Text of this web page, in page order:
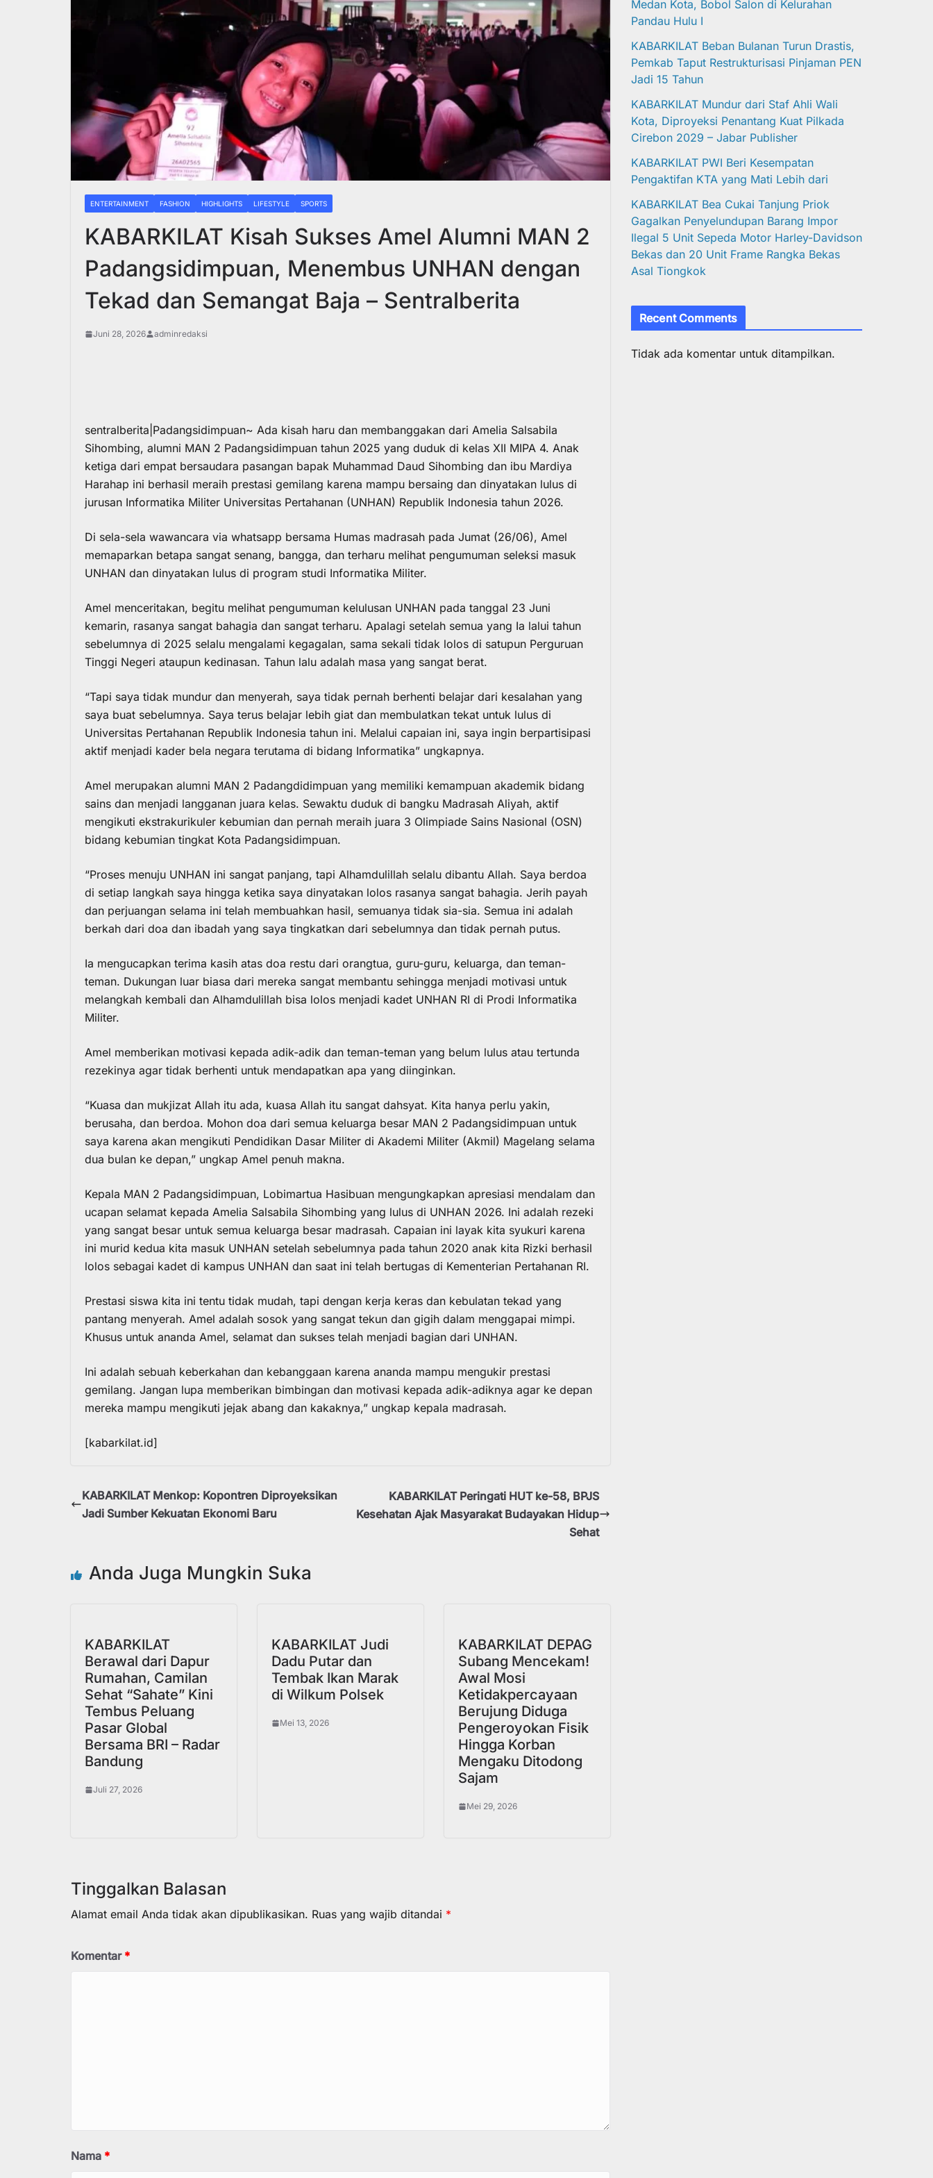
ENTERTAINMENT FASHION HIGHLIGHTS LIFESTYLE SPORTS
KABARKILAT Kisah Sukses Amel Alumni MAN 2
Padangsidimpuan, Menembus UNHAN dengan
Tekad dan Semangat Baja – Sentralberita
Juni 28, 2026 adminredaksi
sentralberita|Padangsidimpuan~ Ada kisah haru dan membanggakan dari Amelia Salsabila
Sihombing, alumni MAN 2 Padangsidimpuan tahun 2025 yang duduk di kelas XII MIPA 4. Anak
ketiga dari empat bersaudara pasangan bapak Muhammad Daud Sihombing dan ibu Mardiya
Harahap ini berhasil meraih prestasi gemilang karena mampu bersaing dan dinyatakan lulus di
jurusan Informatika Militer Universitas Pertahanan (UNHAN) Republik Indonesia tahun 2026.
Di sela-sela wawancara via whatsapp bersama Humas madrasah pada Jumat (26/06), Amel
memaparkan betapa sangat senang, bangga, dan terharu melihat pengumuman seleksi masuk
UNHAN dan dinyatakan lulus di program studi Informatika Militer.
Amel menceritakan, begitu melihat pengumuman kelulusan UNHAN pada tanggal 23 Juni
kemarin, rasanya sangat bahagia dan sangat terharu. Apalagi setelah semua yang Ia lalui tahun
sebelumnya di 2025 selalu mengalami kegagalan, sama sekali tidak lolos di satupun Perguruan
Tinggi Negeri ataupun kedinasan. Tahun lalu adalah masa yang sangat berat.
“Tapi saya tidak mundur dan menyerah, saya tidak pernah berhenti belajar dari kesalahan yang
saya buat sebelumnya. Saya terus belajar lebih giat dan membulatkan tekat untuk lulus di
Universitas Pertahanan Republik Indonesia tahun ini. Melalui capaian ini, saya ingin berpartisipasi
aktif menjadi kader bela negara terutama di bidang Informatika” ungkapnya.
Amel merupakan alumni MAN 2 Padangdidimpuan yang memiliki kemampuan akademik bidang
sains dan menjadi langganan juara kelas. Sewaktu duduk di bangku Madrasah Aliyah, aktif
mengikuti ekstrakurikuler kebumian dan pernah meraih juara 3 Olimpiade Sains Nasional (OSN)
bidang kebumian tingkat Kota Padangsidimpuan.
“Proses menuju UNHAN ini sangat panjang, tapi Alhamdulillah selalu dibantu Allah. Saya berdoa
di setiap langkah saya hingga ketika saya dinyatakan lolos rasanya sangat bahagia. Jerih payah
dan perjuangan selama ini telah membuahkan hasil, semuanya tidak sia-sia. Semua ini adalah
berkah dari doa dan ibadah yang saya tingkatkan dari sebelumnya dan tidak pernah putus.
Ia mengucapkan terima kasih atas doa restu dari orangtua, guru-guru, keluarga, dan teman-
teman. Dukungan luar biasa dari mereka sangat membantu sehingga menjadi motivasi untuk
melangkah kembali dan Alhamdulillah bisa lolos menjadi kadet UNHAN RI di Prodi Informatika
Militer.
Amel memberikan motivasi kepada adik-adik dan teman-teman yang belum lulus atau tertunda
rezekinya agar tidak berhenti untuk mendapatkan apa yang diinginkan.
“Kuasa dan mukjizat Allah itu ada, kuasa Allah itu sangat dahsyat. Kita hanya perlu yakin,
berusaha, dan berdoa. Mohon doa dari semua keluarga besar MAN 2 Padangsidimpuan untuk
saya karena akan mengikuti Pendidikan Dasar Militer di Akademi Militer (Akmil) Magelang selama
dua bulan ke depan,” ungkap Amel penuh makna.
Kepala MAN 2 Padangsidimpuan, Lobimartua Hasibuan mengungkapkan apresiasi mendalam dan
ucapan selamat kepada Amelia Salsabila Sihombing yang lulus di UNHAN 2026. Ini adalah rezeki
yang sangat besar untuk semua keluarga besar madrasah. Capaian ini layak kita syukuri karena
ini murid kedua kita masuk UNHAN setelah sebelumnya pada tahun 2020 anak kita Rizki berhasil
lolos sebagai kadet di kampus UNHAN dan saat ini telah bertugas di Kementerian Pertahanan RI.
Prestasi siswa kita ini tentu tidak mudah, tapi dengan kerja keras dan kebulatan tekad yang
pantang menyerah. Amel adalah sosok yang sangat tekun dan gigih dalam menggapai mimpi.
Khusus untuk ananda Amel, selamat dan sukses telah menjadi bagian dari UNHAN.
Ini adalah sebuah keberkahan dan kebanggaan karena ananda mampu mengukir prestasi
gemilang. Jangan lupa memberikan bimbingan dan motivasi kepada adik-adiknya agar ke depan
mereka mampu mengikuti jejak abang dan kakaknya,” ungkap kepala madrasah.
[kabarkilat.id]
KABARKILAT Menkop: Kopontren Diproyeksikan
Jadi Sumber Kekuatan Ekonomi Baru
KABARKILAT Peringati HUT ke-58, BPJS
Kesehatan Ajak Masyarakat Budayakan Hidup
Sehat
Anda Juga Mungkin Suka
KABARKILAT
Berawal dari Dapur
Rumahan, Camilan
Sehat “Sahate” Kini
Tembus Peluang
Pasar Global
Bersama BRI – Radar
Bandung
Juli 27, 2026
KABARKILAT Judi
Dadu Putar dan
Tembak Ikan Marak
di Wilkum Polsek
Mei 13, 2026
KABARKILAT DEPAG
Subang Mencekam!
Awal Mosi
Ketidakpercayaan
Berujung Diduga
Pengeroyokan Fisik
Hingga Korban
Mengaku Ditodong
Sajam
Mei 29, 2026
Tinggalkan Balasan
Alamat email Anda tidak akan dipublikasikan. Ruas yang wajib ditandai *
Komentar *
Nama *
Medan Kota, Bobol Salon di Kelurahan
Pandau Hulu I
KABARKILAT Beban Bulanan Turun Drastis,
Pemkab Taput Restrukturisasi Pinjaman PEN
Jadi 15 Tahun‎
KABARKILAT Mundur dari Staf Ahli Wali
Kota, Diproyeksi Penantang Kuat Pilkada
Cirebon 2029 – Jabar Publisher
KABARKILAT PWI Beri Kesempatan
Pengaktifan KTA yang Mati Lebih dari
KABARKILAT Bea Cukai Tanjung Priok
Gagalkan Penyelundupan Barang Impor
Ilegal 5 Unit Sepeda Motor Harley-Davidson
Bekas dan 20 Unit Frame Rangka Bekas
Asal Tiongkok
Recent Comments
Tidak ada komentar untuk ditampilkan.